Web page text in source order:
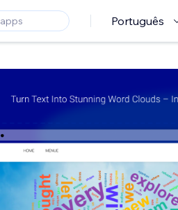
Português